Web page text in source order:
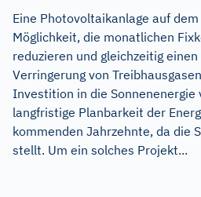
Eine Photovoltaikanlage auf
Möglichkeit, die monatlichen
reduzieren und gleichzeitig
Verringerung von
Investition in die Sonnenenergie
langfristige Planbarkeit der
kommenden Jahrzehnte, da die
stellt. Um ein solches Projekt...